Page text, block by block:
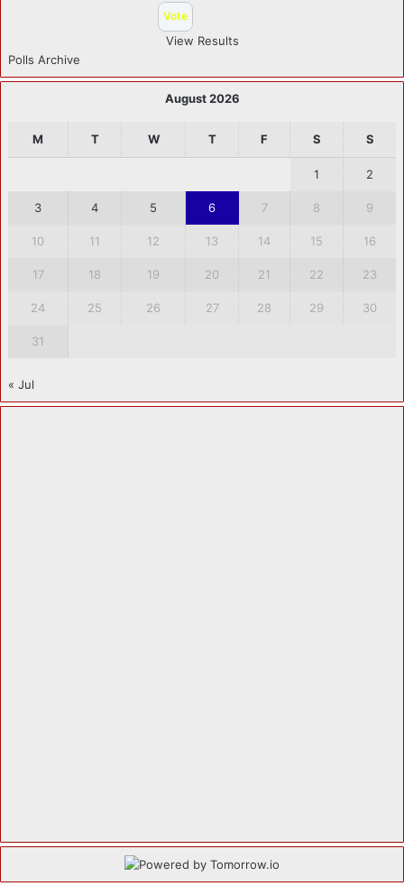
View Results
Polls Archive
August 2026
M T W T F S S
1 2
3 4 5 6 7 8 9
10 11 12 13 14 15 16
17 18 19 20 21 22 23
24 25 26 27 28 29 30
31
« Jul